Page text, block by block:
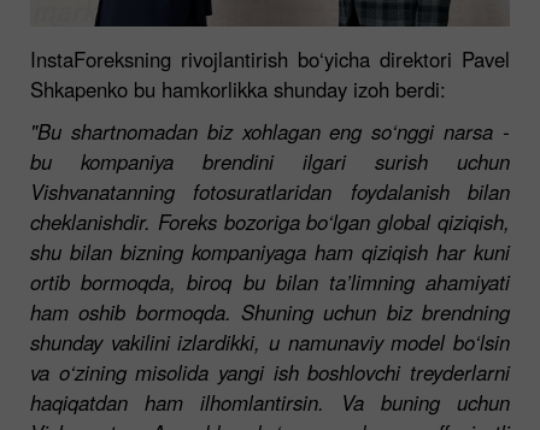
InstaForeksning rivojlantirish bo‘yicha direktori Pavel
Shkapenko bu hamkorlikka shunday izoh berdi:
"Bu shartnomadan biz xohlagan eng so‘nggi narsa -
bu kompaniya brendini ilgari surish uchun
Vishvanatanning fotosuratlaridan foydalanish bilan
cheklanishdir. Foreks bozoriga bo‘lgan global qiziqish,
shu bilan bizning kompaniyaga ham qiziqish har kuni
ortib bormoqda, biroq bu bilan ta’limning ahamiyati
ham oshib bormoqda. Shuning uchun biz brendning
shunday vakilini izlardikki, u namunaviy model bo‘lsin
va o‘zining misolida yangi ish boshlovchi treyderlarni
haqiqatdan ham ilhomlantirsin. Va buning uchun